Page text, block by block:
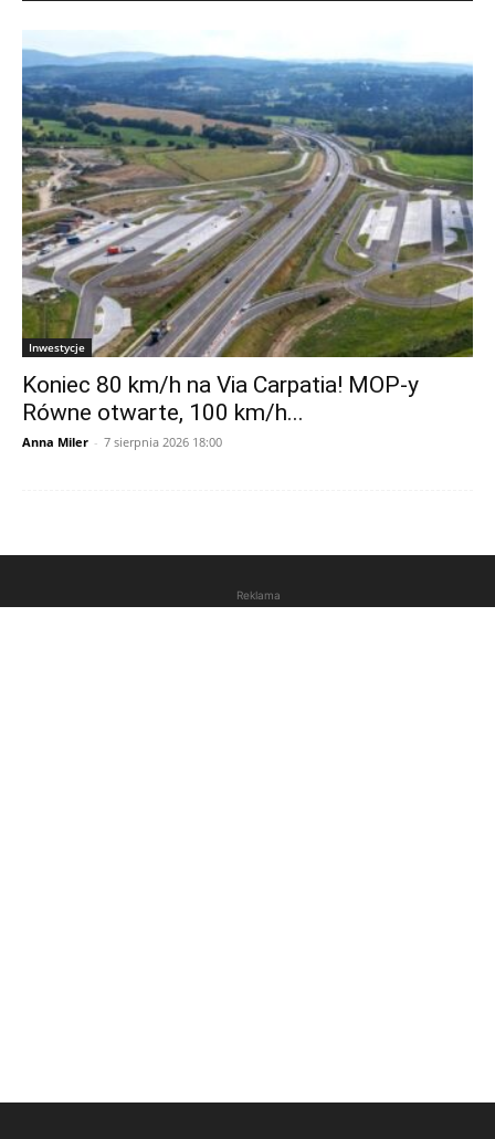
Inwestycje
Koniec 80 km/h na Via Carpatia! MOP-y
Równe otwarte, 100 km/h...
Anna Miler - 7 sierpnia 2026 18:00
Reklama